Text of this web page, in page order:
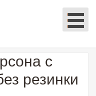
с
резинки